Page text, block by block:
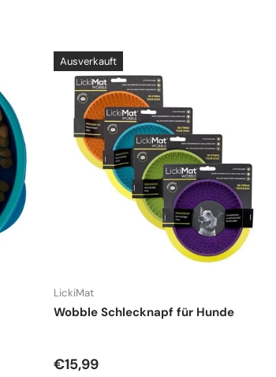
Ausverkauft
LickiMat
Wobble Schlecknapf für Hunde
Normaler Preis
€15,99